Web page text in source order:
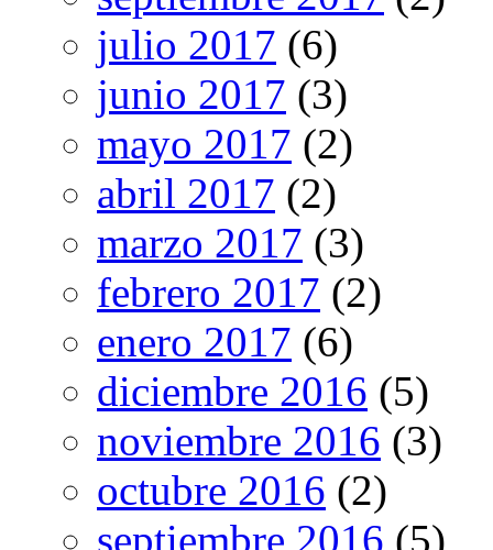
julio 2017 (6)
junio 2017 (3)
mayo 2017 (2)
abril 2017 (2)
marzo 2017 (3)
febrero 2017 (2)
enero 2017 (6)
diciembre 2016 (5)
noviembre 2016 (3)
octubre 2016 (2)
septiembre 2016 (5)